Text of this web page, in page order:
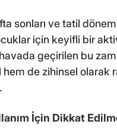
sonları ve tatil
için keyifli bir
geçirilen bu
de zihinsel olarak
İçin Dikkat